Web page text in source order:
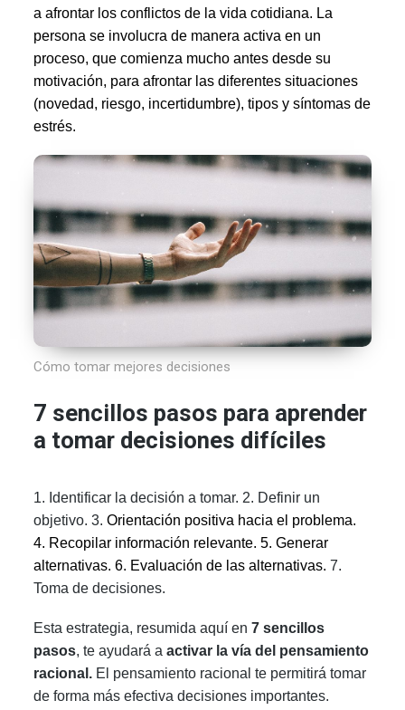
a afrontar los conflictos de la vida cotidiana. La
persona se involucra de manera activa en un
proceso, que comienza mucho antes desde su
motivación, para afrontar las diferentes situaciones
(novedad, riesgo, incertidumbre), tipos y síntomas de
estrés.
Cómo tomar mejores decisiones
7 sencillos pasos para aprender
a tomar decisiones difíciles
1. Identificar la decisión a tomar. 2. Definir un
objetivo. 3.Orientación positiva hacia el problema.
4. Recopilar información relevante. 5. Generar
alternativas. 6. Evaluación de las alternativas. 7.
Toma de decisiones.
Esta estrategia, resumida aquí en 7 sencillos
pasos, te ayudará aactivar la vía del pensamiento
racional. El pensamiento racional te permitirá tomar
de forma más efectiva decisiones importantes.